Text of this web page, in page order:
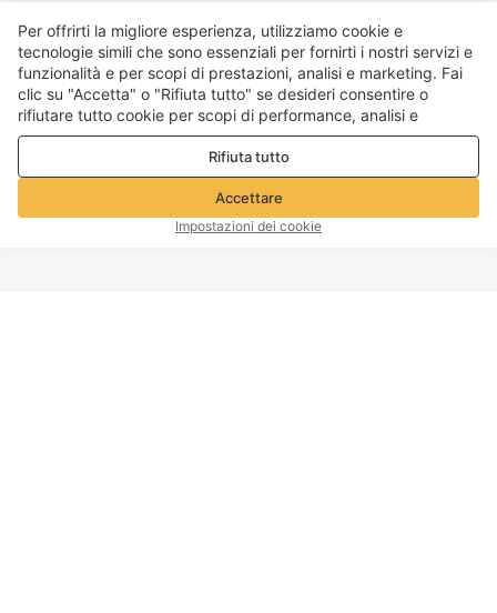
Per offrirti la migliore esperienza, utilizziamo cookie e
tecnologie simili che sono essenziali per fornirti i nostri servizi e
funzionalità e per scopi di prestazioni, analisi e marketing. Fai
clic su "Accetta" o "Rifiuta tutto" se desideri consentire o
rifiutare tutto cookie per scopi di performance, analisi e
marketing. Per maggiori dettagli consultare la nostraPolitica
Rifiuta tutto
Accettare
Impostazioni dei cookie